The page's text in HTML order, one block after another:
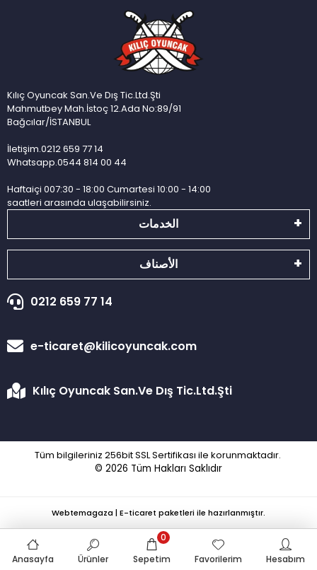
Kılıç Oyuncak San.Ve Dış Tic.Ltd.Şti
Mahmutbey Mah.İstoç 12.Ada No:89/91
Bağcılar/İSTANBUL
İletişim.0212 659 77 14
Whatsapp.0544 814 00 44
Haftaiçi 007:30 - 18:00 Cumartesi 10:00 - 14:00
saatleri arasında ulaşabilirsiniz.
الخدمات
الأصناف
0212 659 77 14
e-ticaret@kilicoyuncak.com
Kılıç Oyuncak San.Ve Dış Tic.Ltd.Şti
Tüm bilgileriniz 256bit SSL Sertifikası ile korunmaktadır.
© 2026 Tüm Hakları Saklıdır
Anasayfa Ürünler Sepetim
0
Favorilerim
Hesabım
Webtemagaza | E-ticaret paketleri ile hazırlanmıştır.